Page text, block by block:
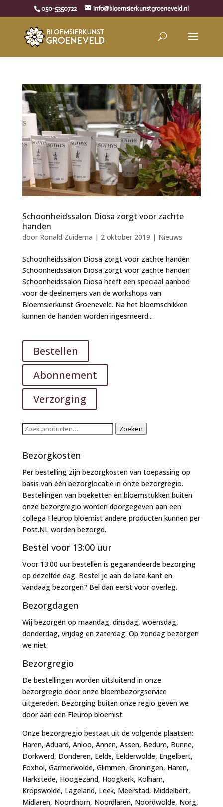
050-5350722 info@bloemsierkunstgroeneveld.nl
Schoonheidssalon Diosa zorgt voor zachte
handen
door Ronald Zuidema | 2 oktober 2019 | Nieuws
Schoonheidssalon Diosa zorgt voor zachte handen
Schoonheidssalon Diosa zorgt voor zachte handen
Schoonheidssalon Diosa heeft een speciaal aanbod
voor de deelnemers van de workshops van
Bloemsierkunst Groeneveld. Na het bloemschikken
kunnen de handen worden ingesmeerd...
Bestellen
Abonnement
Verzorging
Zoeken
Zoeken
Bezorgkosten
Per bestelling zijn bezorgkosten van toepassing op
basis van één bezorglocatie in onze bezorgregio.
Bestellingen van boeketten en bloemstukken buiten
onze bezorgregio worden doorgegeven aan een
collega Fleurop bloemist andere producten kunnen per
Post.NL worden bezorgd.
Bestel voor 13:00 uur
Voor 13:00 uur bestellen is gegarandeerde bezorging
op dezelfde dag. Bestel je aan de late kant en
vandaag bezorgen? Bel dan eerst voor overleg.
Bezorgdagen
Wij bezorgen op maandag, dinsdag, woensdag,
donderdag, vrijdag en zaterdag. Op zondag bezorgen
we niet.
Bezorgregio
De bestellingen worden uitsluitend in onze
bezorgregio door onze bloembezorgservice
uitgereden. Bezorging buiten onze regio geven we
door aan een Fleurop bloemist.
Onze bezorgregio bestaat uit de volgende plaatsen:
Haren, Aduard, Anloo, Annen, Assen, Bedum, Bunne,
Dorkwerd, Donderen, Eelde, Eelderwolde, Engelbert,
Foxhol, Garmerwolde, Glimmen, Groningen, Haren,
Harkstede, Hoogezand, Hoogkerk, Kolham,
Kropswolde, Lageland, Leek, Meerstad, Middelbert,
Midlaren, Noordhorn, Noordlaren, Noordwolde, Norg,